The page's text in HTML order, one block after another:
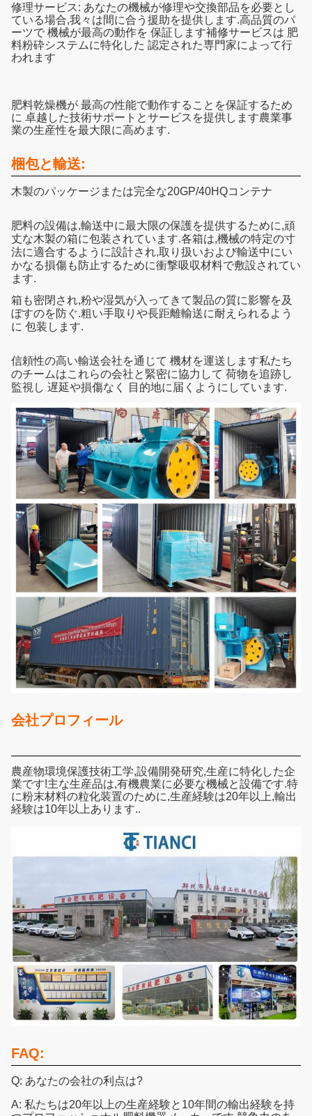
修理サービス: あなたの機械が修理や交換部品を必要とし
ている場合,我々は間に合う援助を提供します.高品質のパ
ーツで 機械が最高の動作を 保証します補修サービスは 肥
料粉砕システムに特化した 認定された専門家によって行
われます
肥料乾燥機が 最高の性能で動作することを保証するため
に 卓越した技術サポートとサービスを提供します農業事
業の生産性を最大限に高めます.
梱包と輸送:
木製のパッケージまたは完全な20GP/40HQコンテナ
肥料の設備は,輸送中に最大限の保護を提供するために,頑
丈な木製の箱に包装されています.各箱は,機械の特定の寸
法に適合するように設計され,取り扱いおよび輸送中にい
かなる損傷も防止するために衝撃吸収材料で敷設されてい
ます.
箱も密閉され,粉や湿気が入ってきて製品の質に影響を及
ぼすのを防ぐ.粗い手取りや長距離輸送に耐えられるよう
に 包装します.
信頼性の高い輸送会社を通じて 機材を運送します私たち
のチームはこれらの会社と緊密に協力して 荷物を追跡し
監視し 遅延や損傷なく 目的地に届くようにしています.
会社プロフィール
農産物環境保護技術工学,設備開発研究,生産に特化した企
業です!主な生産品は,有機農業に必要な機械と設備です.特
に粉末材料の粒化装置のために,生産経験は20年以上,輸出
経験は10年以上あります..
FAQ:
Q: あなたの会社の利点は?
A: 私たちは20年以上の生産経験と10年間の輸出経験を持